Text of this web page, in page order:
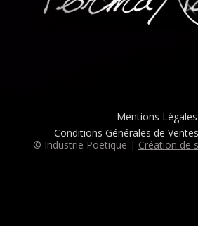
Mentions Légales
Conditions Générales de Ventes
© Industrie Poetique | Création de